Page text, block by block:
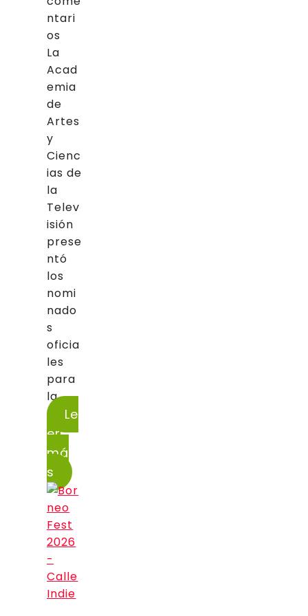
ntari
os
La
Acad
emia
de
Artes
y
Cienc
ias de
la
Telev
isión
prese
ntó
los
nomi
nado
s
oficia
les
para
la...
Le
er
má
s